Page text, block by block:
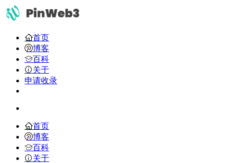
首页
博客
百科
关于
申请收录
首页
博客
百科
关于